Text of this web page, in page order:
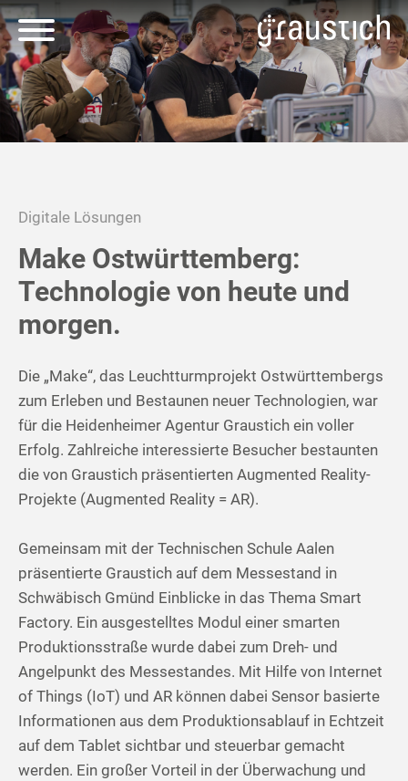
Digitale Lösungen
Make Ostwürttemberg:
Technologie von heute und
morgen.
Die „Make“, das Leuchtturmprojekt Ostwürttembergs
zum Erleben und Bestaunen neuer Technologien, war
für die Heidenheimer Agentur Graustich ein voller
Erfolg. Zahlreiche interessierte Besucher bestaunten
die von Graustich präsentierten Augmented Reality-
Projekte (Augmented Reality = AR).
Gemeinsam mit der Technischen Schule Aalen
präsentierte Graustich auf dem Messestand in
Schwäbisch Gmünd Einblicke in das Thema Smart
Factory. Ein ausgestelltes Modul einer smarten
Produktionsstraße wurde dabei zum Dreh- und
Angelpunkt des Messestandes. Mit Hilfe von Internet
of Things (IoT) und AR können dabei Sensor basierte
Informationen aus dem Produktionsablauf in Echtzeit
auf dem Tablet sichtbar und steuerbar gemacht
werden. Ein großer Vorteil in der Überwachung und